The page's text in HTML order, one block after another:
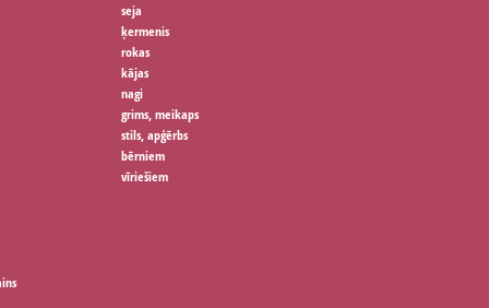
seja
ķermenis
rokas
kājas
nagi
grims, meikaps
stils, apģērbs
bērniem
vīriešiem